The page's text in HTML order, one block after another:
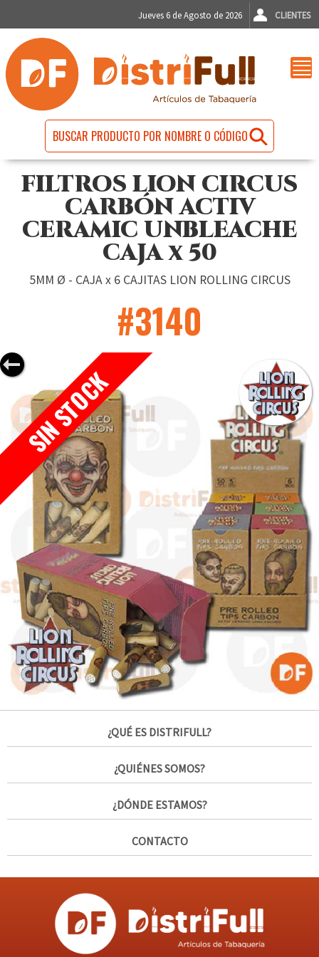
Jueves 6 de Agosto de 2026 CLIENTES
FILTROS LION CIRCUS
CARBÓN ACTIV
CERAMIC UNBLEACHE
CAJA x 50
5MM Ø - CAJA x 6 CAJITAS LION ROLLING CIRCUS
#3140
¿QUÉ ES DISTRIFULL?
¿QUIÉNES SOMOS?
¿DÓNDE ESTAMOS?
CONTACTO